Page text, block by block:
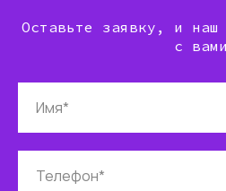
Оставьте заявку, и наш
с вами
Имя*
Телефон*